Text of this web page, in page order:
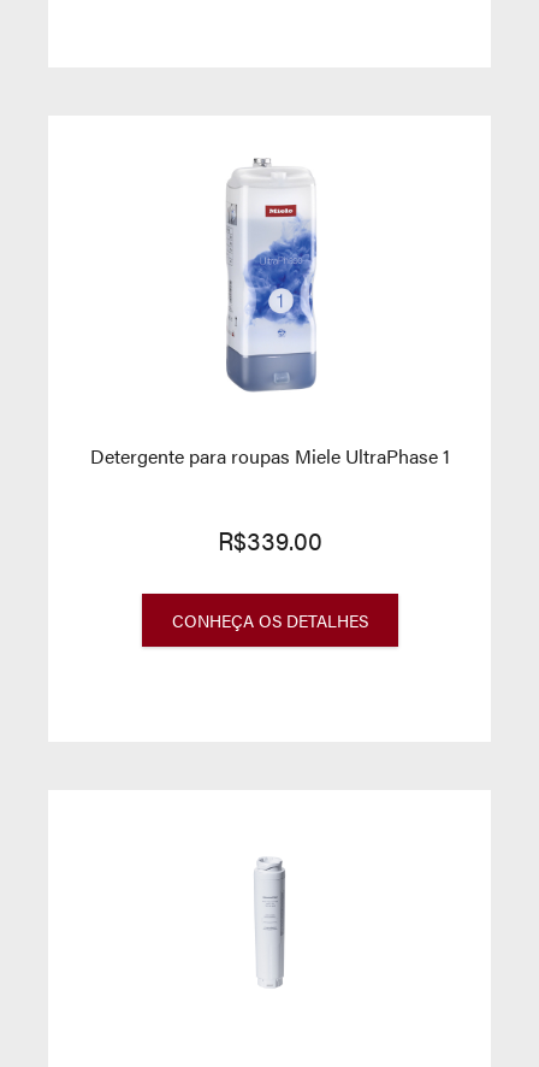
Detergente para roupas Miele UltraPhase 1
R$339.00
CONHEÇA OS DETALHES